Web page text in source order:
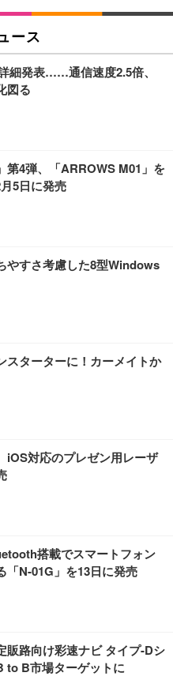
チェア／デスクチェア メッシ
れない ブラック
ア デスクチェア 疲れない テレ
ックレスト 30度ロッキング機
ポート 90度跳ね上げ式アーム
ンチェア (ブラック)
ア デスクチェア 疲れない テレ
ックレスト 30度ロッキング機
ポート 90度跳ね上げ式アーム
ンチェア (ホワイト)
ェア デスクチェア 肘なし メ
ーサポート付き 腰サポート ガ
回転 キャスター付き コンパク
レミアムモニター | FlexScan
ングモニター DualSense 充電
）
27インチ 液晶モニタ
）VA 非光沢 HDMI/DisplayP
蔵 高さ調整 スイベル VESA対
280Hz/FHD】GRAPHT THE S
24” Essential ゲーミン
ンチ 1ms FHD 量子ドット 残
ットシーツ 厚型 ワイド 42枚
吸収面:ライトブルー)
・オムツ L 中型犬用 26枚入
ベーシック) 【Amazon.co.jp
イリスオーヤマ ペットシーツ
100枚入 (x 1) (ケース販売)
ットシーツ 超厚型 お徳用 レギ
限定】
ース
細発表……通信速度2.5倍、
図る
第4弾、「ARROWS M01」を
5日に発売
やすさ考慮した8型Windows
スターターに！カーメイトか
iOS対応のプレゼン用レーザ
搭載でスマートフォン
「N-01G」を13日に発売
販路向け彩速ナビ タイプ-Dシ
to B市場ターゲットに